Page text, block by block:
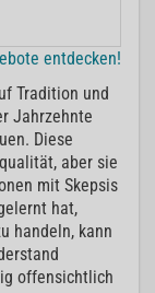
entdecken!
Tradition und
Jahrzehnte
Diese
aber sie
mit Skepsis
hat,
handeln, kann
offensichtlich